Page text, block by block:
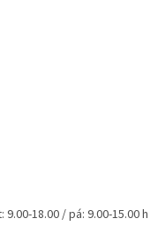
18.00 / pá: 9.00-15.00 h